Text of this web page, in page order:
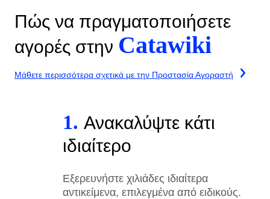
Πώς να πραγματοποιήσετε
αγορές στην Catawiki
Μάθετε περισσότερα σχετικά με την Προστασία Αγοραστή
1. Ανακαλύψτε κάτι
ιδιαίτερο
Εξερευνήστε χιλιάδες ιδιαίτερα
αντικείμενα, επιλεγμένα από ειδικούς.